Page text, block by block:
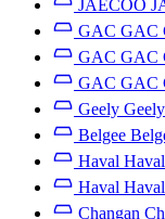
JAECOO
GAC GAC
GAC GAC
GAC GAC
Geely
Belgee
Haval
Haval
Changan